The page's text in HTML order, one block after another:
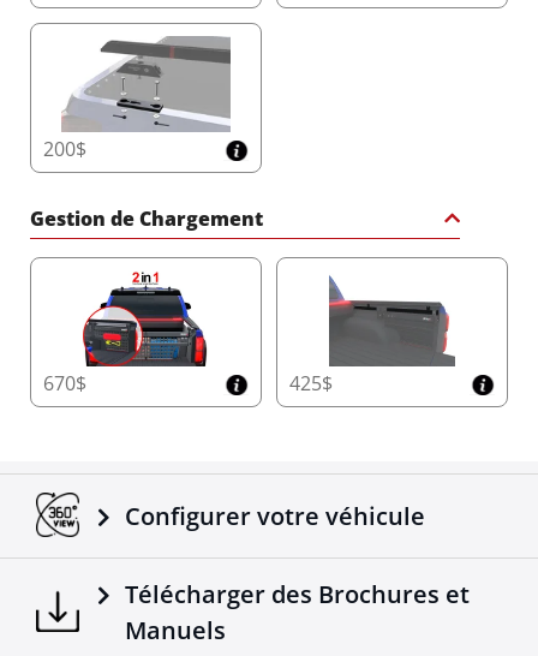
200$
Gestion de Chargement
670$ 425$
Configurer votre véhicule
Télécharger des Brochures et
Manuels